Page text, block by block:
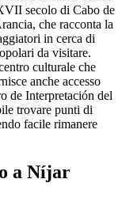
secolo di Cabo de
che racconta la
in cerca di
da visitare.
culturale che
anche accesso
de Interpretación del
trovare punti di
facile rimanere
a Níjar